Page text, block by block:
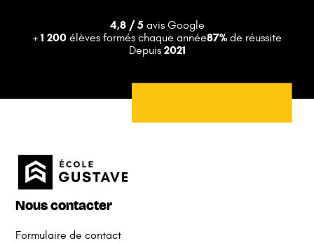
4,8 / 5avis Google
+ 1 200élèves formés chaque année87%de réussite
Depuis2021
Nous contacter
Formulaire de contact